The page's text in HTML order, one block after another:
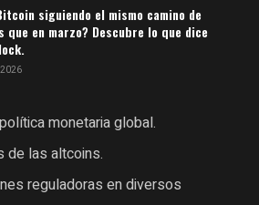
siguiendo el mismo camino de
que en marzo? Descubre lo que dice
monetaria global.
de las altcoins.
reguladoras en diversos